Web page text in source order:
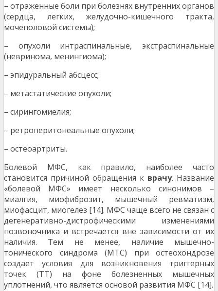
– отраженные боли при болезнях внутренних органов
(сердца, легких, желудочно-кишечного тракта,
мочеполовой системы);
– опухоли интраспинальные, экстраспинальные
(невринома, менингиома);
– эпидуральный абсцесс;
– метастатические опухоли;
– сирингомиелия;
– ретроперитонеальные опухоли;
– остеоартриты.
Болевой МФС, как правило, наиболее часто
становится причиной обращения к врачу. Название
«болевой МФС» имеет несколько синонимов –
миалгия, миофиброзит, мышечный ревматизм,
миофасцит, миогелез [14]. МФС чаще всего не связан с
дегенеративно-дистрофическими изменениями
позвоночника и встречается вне зависимости от их
наличия. Тем не менее, наличие мышечно-
тонического синдрома (МТС) при остеохондрозе
создает условия для возникновения триггерных
точек (ТТ) на фоне болезненных мышечных
уплотнений, что является основой развития МФС [14].